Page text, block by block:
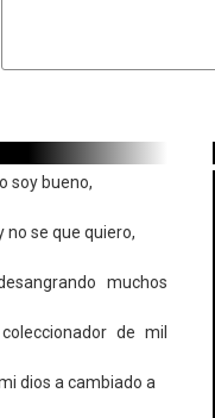
de mil amores
dios a cambiado a
soy bueno,
se que quiero,
muchos
de mil
dios a cambiado a